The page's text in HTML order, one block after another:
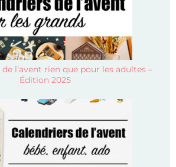
l’avent rien que pour les adultes –
Édition 2025